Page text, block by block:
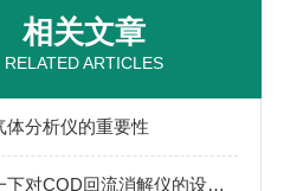
相关文章
RELATED ARTICLES
体分析仪的重要性
了解一下对COD回流消解仪的设计要求是什么吧